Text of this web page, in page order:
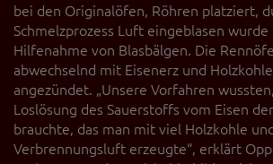
bei den Originalöfen, Röhren platziert,
Schmelzprozess Luft eingeblasen wurde
Hilfenahme von Blasbälgen. Die
abwechselnd mit Eisenerz und
angezündet. „Unsere Vorfahren
Loslösung des Sauerstoffs vom Eisen
brauchte, das man mit viel Holzkohle
Verbrennungsluft erzeugte“, erklärt